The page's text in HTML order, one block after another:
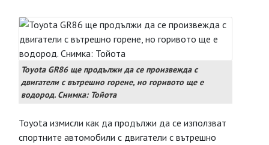
Toyota GR86 ще продължи да се произвежда с
двигатели с вътрешно горене, но горивото ще е
водород. Снимка: Тойота
Toyota измисли как да продължи да се използват
спортните автомобили с двигатели с вътрешно